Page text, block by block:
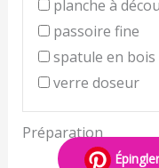
planche à
passoire fine
spatule en bois
verre doseur
Préparation